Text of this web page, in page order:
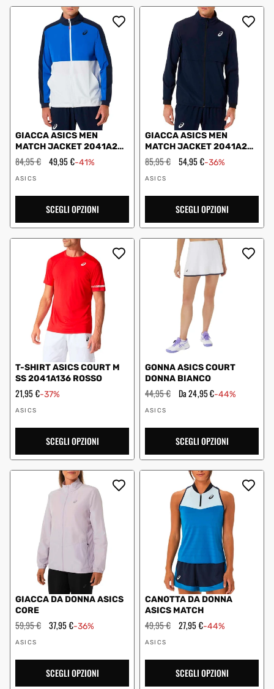
GIACCA ASICS MEN
MATCH JACKET 2041A249
BLU AQUA
Prezzo
regolare
84,95 € Prezzo
scontato
49,95 €-41%
Fornitore:
ASICS
SCEGLI OPZIONI
GIACCA ASICS MEN
MATCH JACKET 2041A249
BLU
Prezzo
regolare
85,95 € Prezzo
scontato
54,95 €-36%
Fornitore:
ASICS
SCEGLI OPZIONI
T-SHIRT ASICS COURT M
SS 2041A136 ROSSO
Prezzo
scontato
21,95 €-37%
Fornitore:
ASICS
SCEGLI OPZIONI
GONNA ASICS COURT
DONNA BIANCO
Prezzo
regolare
44,95 € Prezzo
scontato
Da 24,95 €-44%
Fornitore:
ASICS
SCEGLI OPZIONI
GIACCA DA DONNA ASICS
CORE
Prezzo
regolare
59,95 € Prezzo
scontato
37,95 €-36%
Fornitore:
ASICS
SCEGLI OPZIONI
CANOTTA DA DONNA
ASICS MATCH
Prezzo
regolare
49,95 € Prezzo
scontato
27,95 €-44%
Fornitore:
ASICS
SCEGLI OPZIONI